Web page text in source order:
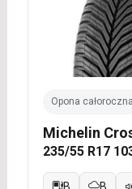
Opona całoroczna
Michelin
235/55 R17